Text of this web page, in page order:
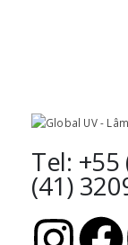
Tel:
(41)